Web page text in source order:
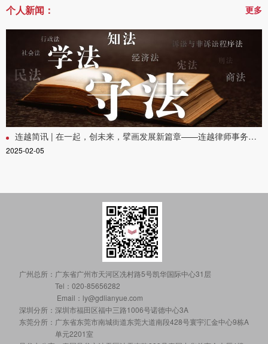
个人新闻： 更多
连越简讯 | 在一起，创未来，擘画发展新篇章——连越律师事务所第三十一次全体合伙人会议圆满召开
2025-02-05
广州总所： 广东省广州市天河区冼村路5号凯华国际中心31层
Tel：020-85656282
Email：ly@gdlianyue.com
深圳分所： 深圳市福田区福中三路1006号诺德中心3A
东莞分所： 广东省东莞市南城街道东莞大道南段428号寰宇汇金中心9栋A
单元2201室